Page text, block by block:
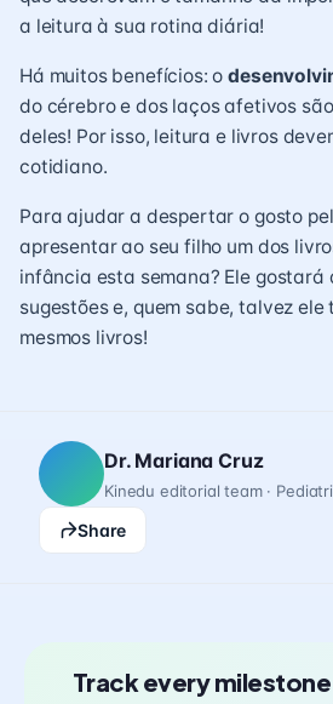
a leitura à sua rotina diária!
Há muitos benefícios: o
do cérebro e dos laços afetivos
deles! Por isso, leitura e livros
cotidiano.
Para ajudar a despertar o gosto
apresentar ao seu filho um dos
infância esta semana? Ele gostará
sugestões e, quem sabe, talvez
mesmos livros!
Dr. Mariana Cruz
Kinedu editorial team ·
Share
Track every